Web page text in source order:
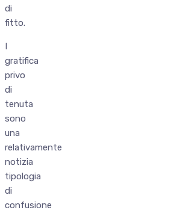
di
fitto.
I
gratifica
privo
di
tenuta
sono
una
relativamente
notizia
tipologia
di
confusione